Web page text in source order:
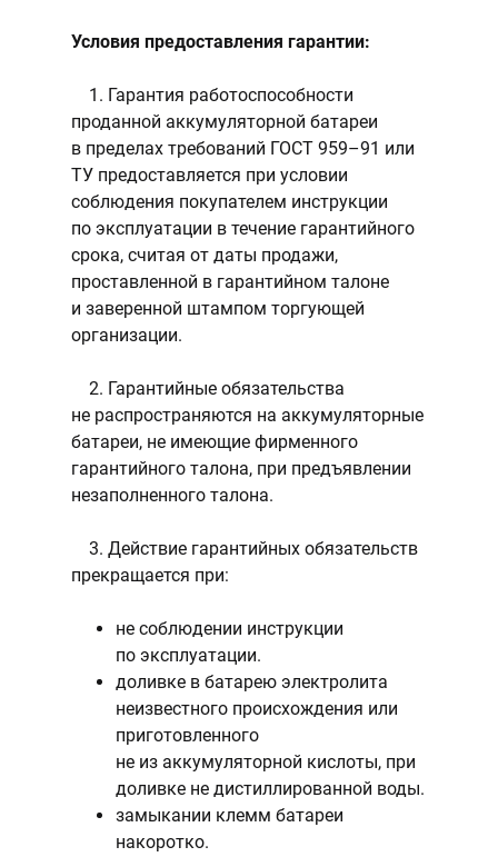
Условия предоставления гарантии:
1. Гарантия работоспособности
проданной аккумуляторной батареи
в пределах требований ГОСТ 959–91 или
ТУ предоставляется при условии
соблюдения покупателем инструкции
по эксплуатации в течение гарантийного
срока, считая от даты продажи,
проставленной в гарантийном талоне
и заверенной штампом торгующей
организации.
2. Гарантийные обязательства
не распространяются на аккумуляторные
батареи, не имеющие фирменного
гарантийного талона, при предъявлении
незаполненного талона.
3. Действие гарантийных обязательств
прекращается при:
не соблюдении инструкции
по эксплуатации.
доливке в батарею электролита
неизвестного происхождения или
приготовленного
не из аккумуляторной кислоты, при
доливке не дистиллированной воды.
замыкании клемм батареи
накоротко.